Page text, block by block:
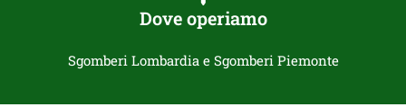
Dove operiamo
Sgomberi Lombardia e Sgomberi Piemonte